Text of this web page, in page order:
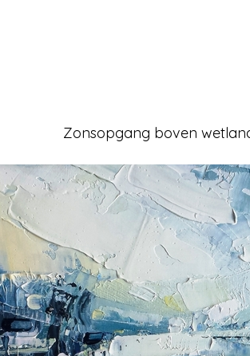
Zonsopgang boven